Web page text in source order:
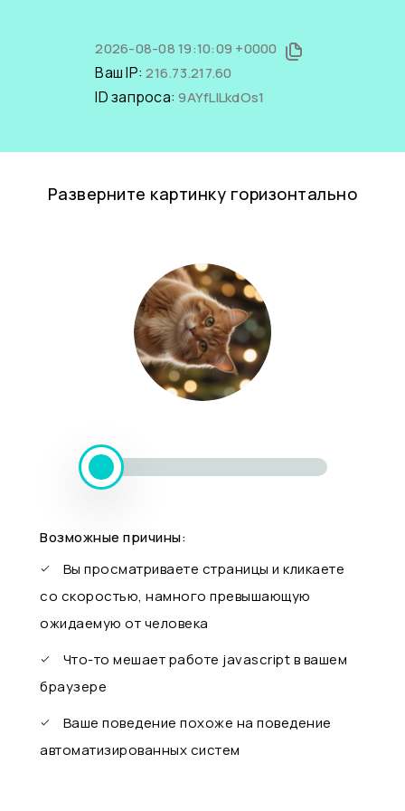
2026-08-08 19:10:09 +0000
Ваш IP:216.73.217.60
ID запроса:9AYfLlLkdOs1
Разверните картинку горизонтально
Возможные причины:
Вы просматриваете страницы и кликаете
со скоростью, намного превышающую
ожидаемую от человека
Что-то мешает работе javascript в вашем
браузере
Ваше поведение похоже на поведение
автоматизированных систем